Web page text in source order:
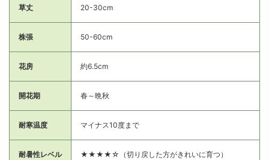
草丈 20-30cm
株張 50-60cm
花房 約6.5cm
開花期 春～晩秋
耐寒温度 マイナス10度まで
耐暑性レベル ★★★★☆（切り戻した方がきれいに育つ）